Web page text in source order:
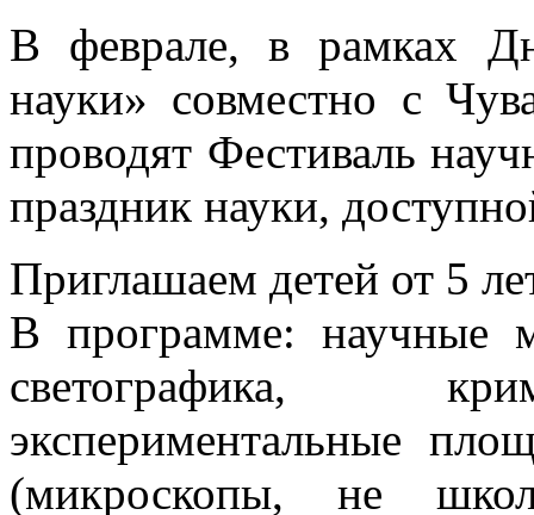
В феврале, в рамках
науки» совместно с
проводят Фестиваль
праздник науки,
Приглашаем детей от 5
В программе: научные
светографика,
экспериментальные
(микроскопы, не